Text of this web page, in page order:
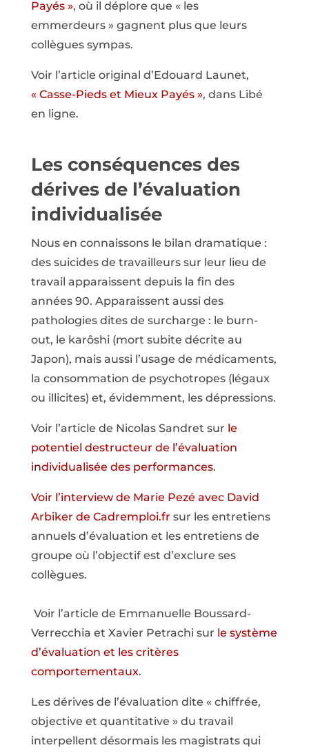
Payés », où il déplore que « les
emmerdeurs » gagnent plus que leurs
collègues sympas.
Voir l’article original d’Edouard Launet,
« Casse-Pieds et Mieux Payés », dans Libé
en ligne.
Les conséquences des
dérives de l’évaluation
individualisée
Nous en connaissons le bilan dramatique :
des suicides de travailleurs sur leur lieu de
travail apparaissent depuis la fin des
années 90. Apparaissent aussi des
pathologies dites de surcharge : le burn-
out, le karôshi (mort subite décrite au
Japon), mais aussi l’usage de médicaments,
la consommation de psychotropes (légaux
ou illicites) et, évidemment, les dépressions.
Voir l’article de Nicolas Sandret sur le
potentiel destructeur de l’évaluation
individualisée des performances.
Voir l’interview de Marie Pezé avec David
Arbiker de Cadremploi.fr sur les entretiens
annuels d’évaluation et les entretiens de
groupe où l’objectif est d’exclure ses
collègues.
Voir l’article de Emmanuelle Boussard-
Verrecchia et Xavier Petrachi sur le système
d’évaluation et les critères
comportementaux.
Les dérives de l’évaluation dite « chiffrée,
objective et quantitative » du travail
interpellent désormais les magistrats qui